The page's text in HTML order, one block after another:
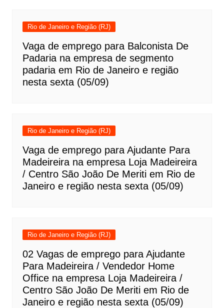
Rio de Janeiro e Região (RJ)
Vaga de emprego para Balconista De
Padaria na empresa de segmento
padaria em Rio de Janeiro e região
nesta sexta (05/09)
Rio de Janeiro e Região (RJ)
Vaga de emprego para Ajudante Para
Madeireira na empresa Loja Madeireira
/ Centro São João De Meriti em Rio de
Janeiro e região nesta sexta (05/09)
Rio de Janeiro e Região (RJ)
02 Vagas de emprego para Ajudante
Para Madeireira / Vendedor Home
Office na empresa Loja Madeireira /
Centro São João De Meriti em Rio de
Janeiro e região nesta sexta (05/09)